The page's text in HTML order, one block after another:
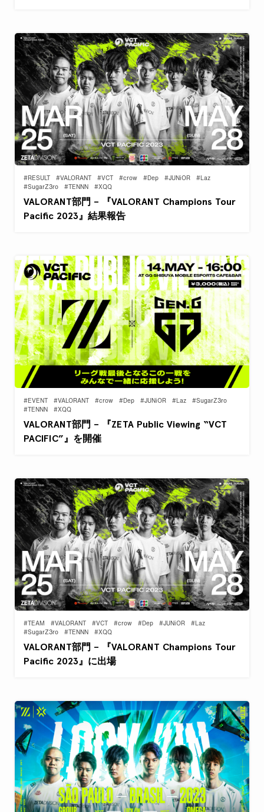
#RESULT #VALORANT #VCT #crow #Dep #JUNiOR
#Laz
#SugarZ3ro
#TENNN #XQQ
VALORANT部門 – 『VALORANT Champions Tour
Pacific 2023』結果報告
#EVENT #VALORANT #crow #Dep #JUNiOR #Laz
#SugarZ3ro
#TENNN
#XQQ
VALORANT部門 – 『ZETA Public Viewing “VCT
PACIFIC”』を開催
#TEAM #VALORANT #VCT #crow #Dep #JUNiOR
#Laz
#SugarZ3ro
#TENNN #XQQ
VALORANT部門 – 『VALORANT Champions Tour
Pacific 2023』に出場